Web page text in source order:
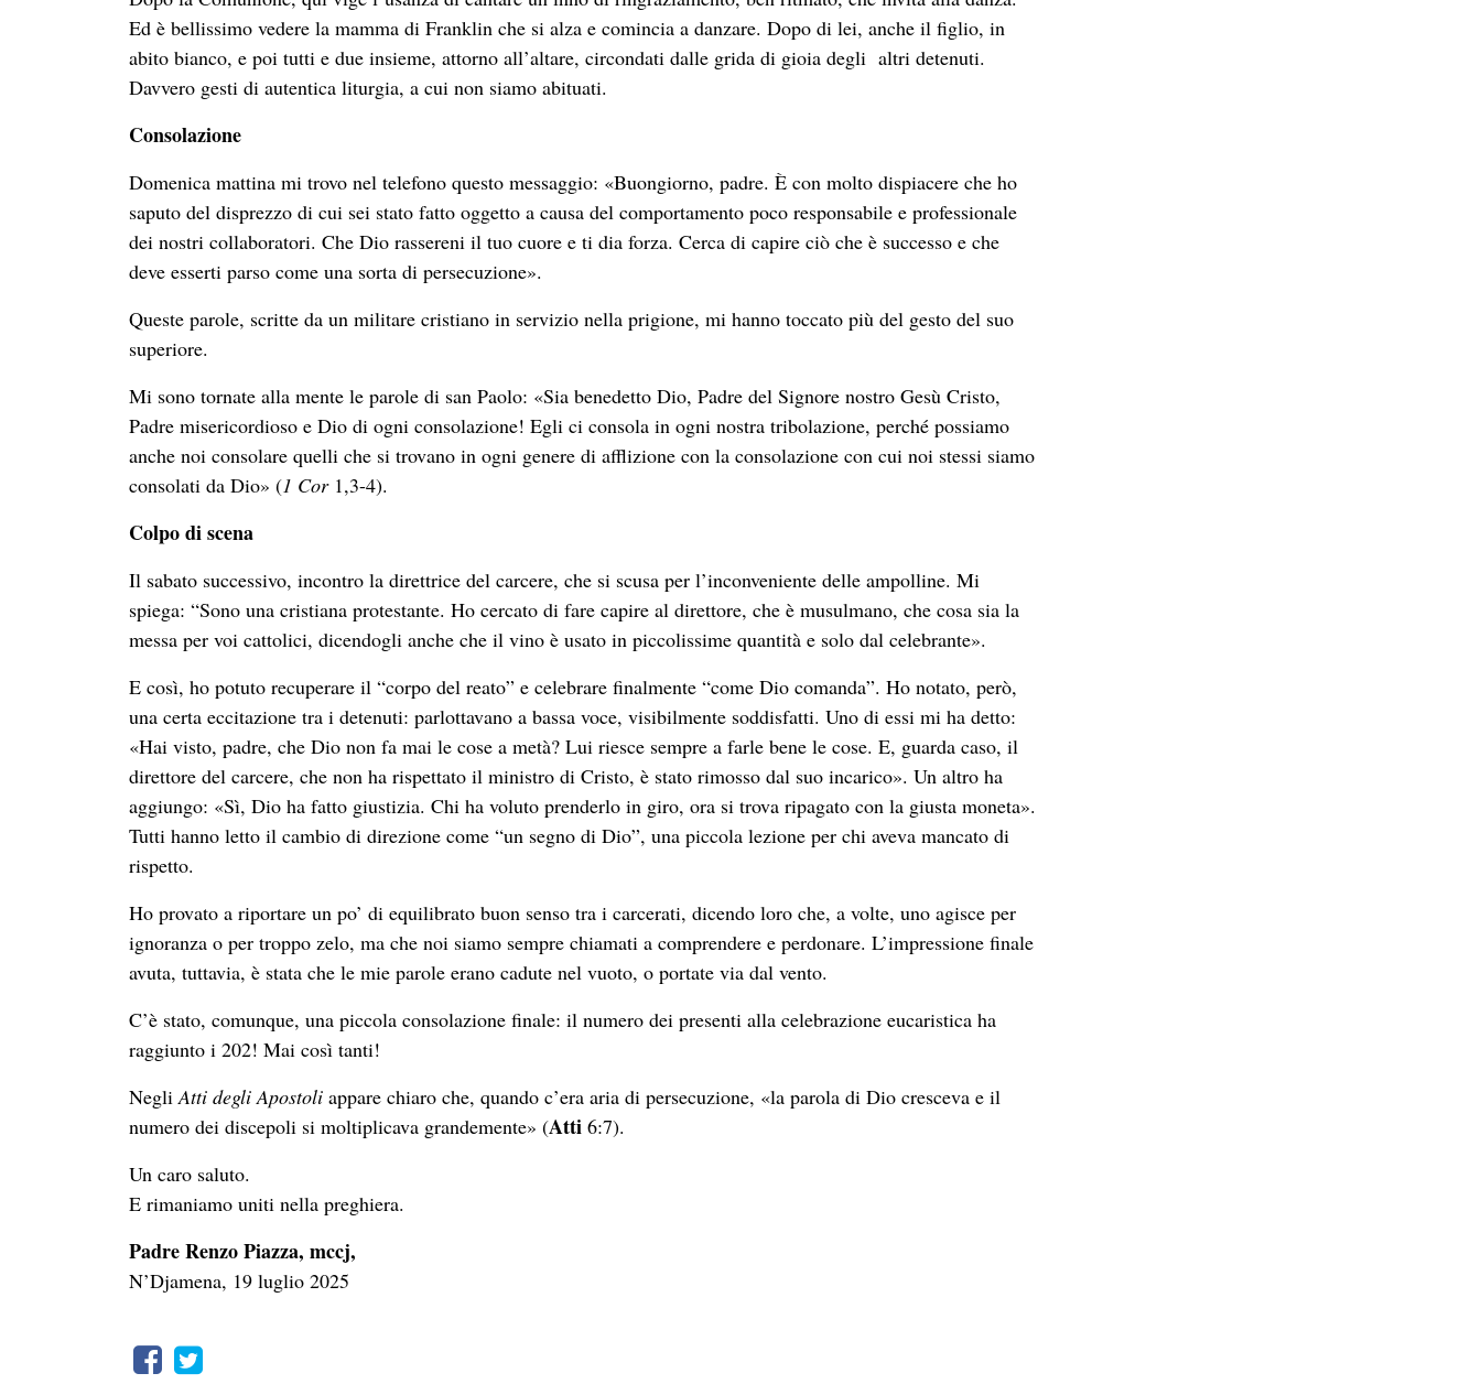
Ed è bellissimo vedere la mamma di Franklin che si alza e comincia a danzare. Dopo di lei, anche il figlio, in
abito bianco, e poi tutti e due insieme, attorno all’altare, circondati dalle grida di gioia degli altri detenuti.
Davvero gesti di autentica liturgia, a cui non siamo abituati.
Consolazione
Domenica mattina mi trovo nel telefono questo messaggio: «Buongiorno, padre. È con molto dispiacere che ho
saputo del disprezzo di cui sei stato fatto oggetto a causa del comportamento poco responsabile e professionale
dei nostri collaboratori. Che Dio rassereni il tuo cuore e ti dia forza. Cerca di capire ciò che è successo e che
deve esserti parso come una sorta di persecuzione».
Queste parole, scritte da un militare cristiano in servizio nella prigione, mi hanno toccato più del gesto del suo
superiore.
Mi sono tornate alla mente le parole di san Paolo: «Sia benedetto Dio, Padre del Signore nostro Gesù Cristo,
Padre misericordioso e Dio di ogni consolazione! Egli ci consola in ogni nostra tribolazione, perché possiamo
anche noi consolare quelli che si trovano in ogni genere di afflizione con la consolazione con cui noi stessi siamo
consolati da Dio» (1 Cor1,3-4).
Colpo di scena
Il sabato successivo, incontro la direttrice del carcere, che si scusa per l’inconveniente delle ampolline. Mi
spiega: “Sono una cristiana protestante. Ho cercato di fare capire al direttore, che è musulmano, che cosa sia la
messa per voi cattolici, dicendogli anche che il vino è usato in piccolissime quantità e solo dal celebrante».
E così, ho potuto recuperare il “corpo del reato” e celebrare finalmente “come Dio comanda”. Ho notato, però,
una certa eccitazione tra i detenuti: parlottavano a bassa voce, visibilmente soddisfatti. Uno di essi mi ha detto:
«Hai visto, padre, che Dio non fa mai le cose a metà? Lui riesce sempre a farle bene le cose. E, guarda caso, il
direttore del carcere, che non ha rispettato il ministro di Cristo, è stato rimosso dal suo incarico». Un altro ha
aggiungo: «Sì, Dio ha fatto giustizia. Chi ha voluto prenderlo in giro, ora si trova ripagato con la giusta moneta».
Tutti hanno letto il cambio di direzione come “un segno di Dio”, una piccola lezione per chi aveva mancato di
rispetto.
Ho provato a riportare un po’ di equilibrato buon senso tra i carcerati, dicendo loro che, a volte, uno agisce per
ignoranza o per troppo zelo, ma che noi siamo sempre chiamati a comprendere e perdonare. L’impressione finale
avuta, tuttavia, è stata che le mie parole erano cadute nel vuoto, o portate via dal vento.
C’è stato, comunque, una piccola consolazione finale: il numero dei presenti alla celebrazione eucaristica ha
raggiunto i 202! Mai così tanti!
NegliAtti degli Apostoli appare chiaro che, quando c’era aria di persecuzione, «la parola di Dio cresceva e il
numero dei discepoli si moltiplicava grandemente» (Atti 6:7).
Un caro saluto.
E rimaniamo uniti nella preghiera.
Padre Renzo Piazza, mccj,
N’Djamena, 19 luglio 2025